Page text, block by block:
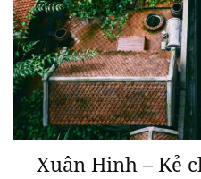
Xuân Hinh – Kẻ